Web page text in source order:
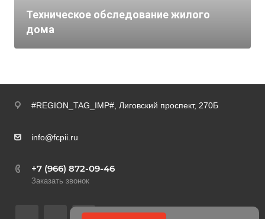
Техническое обследование жилого
дома
#REGION_TAG_IMP#, Лиговский проспект, 270Б
info@fcpii.ru
+7 (966) 872-09-46
Заказать звонок